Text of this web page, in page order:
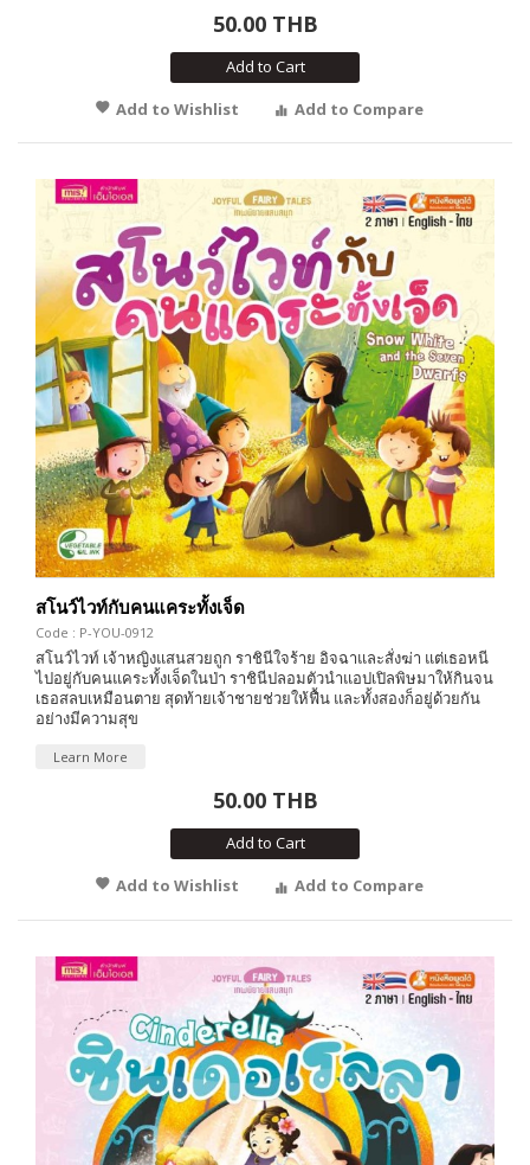
50.00 THB
Add to Cart
Add to Wishlist
Add to Compare
สโนว์ไวท์กับคนแคระทั้งเจ็ด
Code : P-YOU-0912
สโนว์ไวท์ เจ้าหญิงแสนสวยถูก ราชินีใจร้าย อิจฉาและสั่งฆ่า แต่เธอหนี
ไปอยู่กับคนแคระทั้งเจ็ดในป่า ราชินีปลอมตัวนำแอปเปิลพิษมาให้กินจน
เธอสลบเหมือนตาย สุดท้ายเจ้าชายช่วยให้ฟื้น และทั้งสองก็อยู่ด้วยกัน
อย่างมีความสุข
Learn More
50.00 THB
Add to Cart
Add to Wishlist
Add to Compare